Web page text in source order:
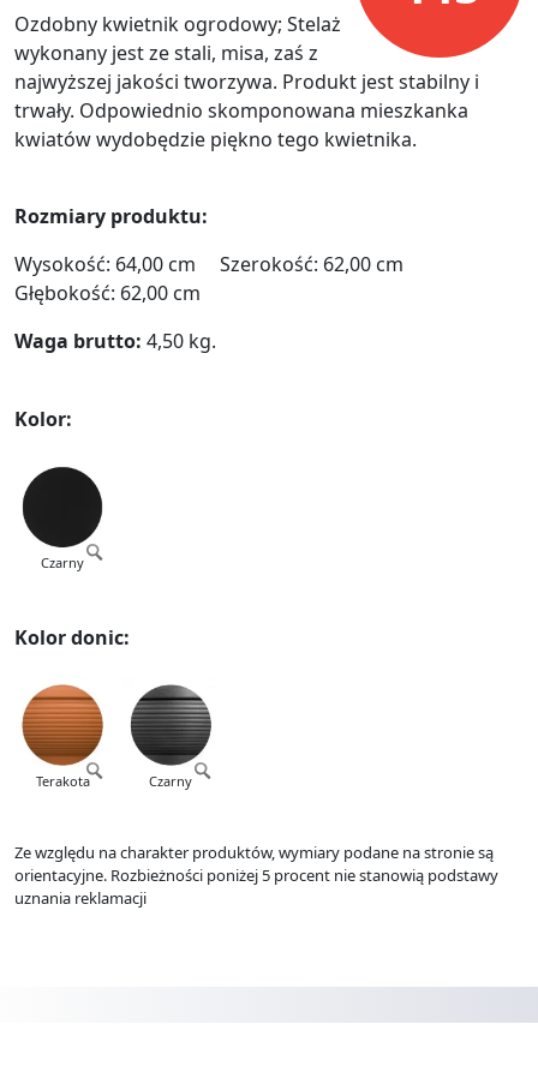
Ozdobny kwietnik ogrodowy; Stelaż
wykonany jest ze stali, misa, zaś z
najwyższej jakości tworzywa. Produkt jest stabilny i
trwały. Odpowiednio skomponowana mieszkanka
kwiatów wydobędzie piękno tego kwietnika.
Rozmiary produktu:
Wysokość: 64,00 cm Szerokość: 62,00 cm
Głębokość: 62,00 cm
Waga brutto: 4,50 kg.
Kolor:
Czarny
Kolor donic:
Terakota Czarny
Ze względu na charakter produktów, wymiary podane na stronie są
orientacyjne. Rozbieżności poniżej 5 procent nie stanowią podstawy
uznania reklamacji